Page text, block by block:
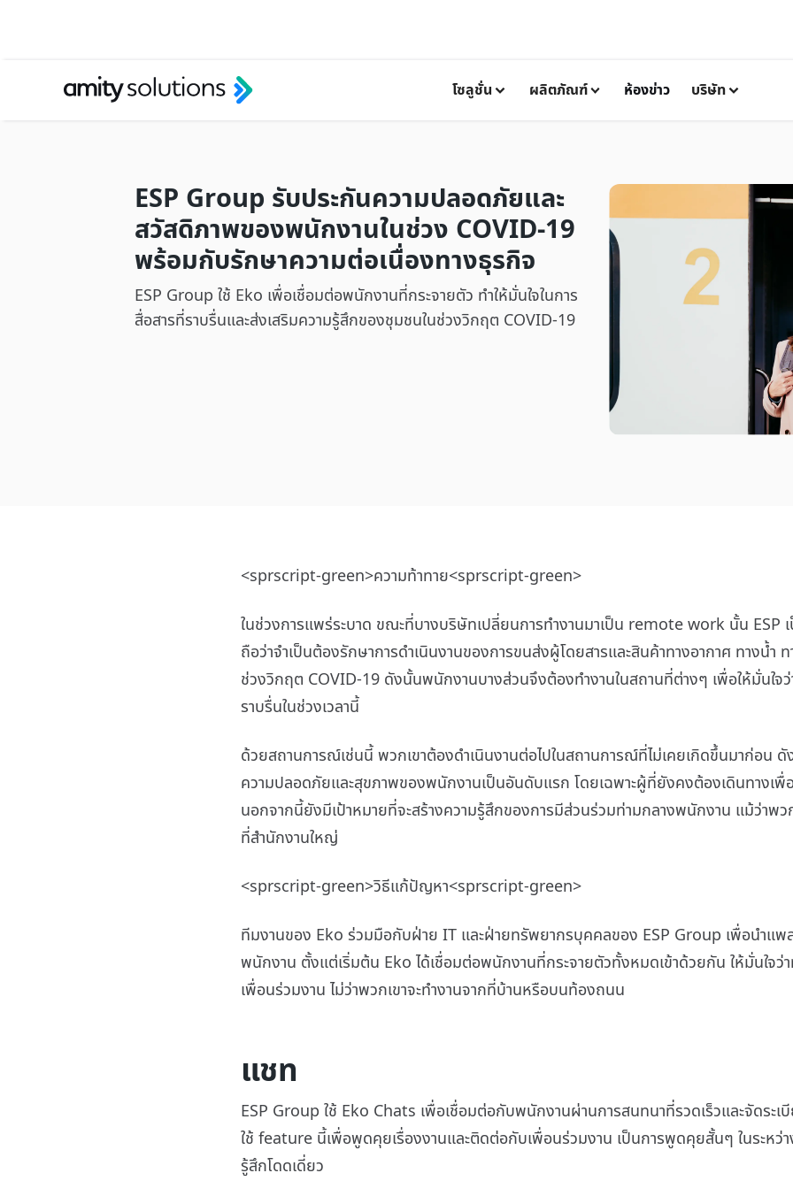
โซลูชั่น ผลิตภัณฑ์ ห้องข่าว บริษัท
ESP Group รับประกันความปลอดภัยและ
สวัสดิภาพของพนักงานในช่วง COVID-19
พร้อมกับรักษาความต่อเนื่องทางธุรกิจ
ESP Group ใช้ Eko เพื่อเชื่อมต่อพนักงานที่กระจายตัว ทำให้มั่นใจในการ
สื่อสารที่ราบรื่นและส่งเสริมความรู้สึกของชุมชนในช่วงวิกฤต COVID-19
<sprscript-green>ความท้าทาย<sprscript-green>
ในช่วงการแพร่ระบาด ขณะที่บางบริษัทเปลี่ยนการทำงานมาเป็น remote work นั้น ESP
ถือว่าจำเป็นต้องรักษาการดำเนินงานของการขนส่งผู้โดยสารและสินค้าทางอากาศ ทางน้ำ
ช่วงวิกฤต COVID-19 ดังนั้นพนักงานบางส่วนจึงต้องทำงานในสถานที่ต่างๆ เพื่อให้มั่นใจว่
ราบรื่นในช่วงเวลานี้
ด้วยสถานการณ์เช่นนี้ พวกเขาต้องดำเนินงานต่อไปในสถานการณ์ที่ไม่เคยเกิดขึ้นมาก่อน
ความปลอดภัยและสุขภาพของพนักงานเป็นอันดับแรก โดยเฉพาะผู้ที่ยังคงต้องเดินทางเพื่
นอกจากนี้ยังมีเป้าหมายที่จะสร้างความรู้สึกของการมีส่วนร่วมท่ามกลางพนักงาน แม้ว่าพว
ที่สำนักงานใหญ่
<sprscript-green>วิธีแก้ปัญหา<sprscript-green>
ทีมงานของ Eko ร่วมมือกับฝ่าย IT และฝ่ายทรัพยากรบุคคลของ ESP Group เพื่อนำแพ
พนักงาน ตั้งแต่เริ่มต้น Eko ได้เชื่อมต่อพนักงานที่กระจายตัวทั้งหมดเข้าด้วยกัน ให้มั่นใจ
เพื่อนร่วมงาน ไม่ว่าพวกเขาจะทำงานจากที่บ้านหรือบนท้องถนน
แชท
ESP Group ใช้ Eko Chats เพื่อเชื่อมต่อกับพนักงานผ่านการสนทนาที่รวดเร็วและจัดระเ
ใช้ feature นี้เพื่อพูดคุยเรื่องงานและติดต่อกับเพื่อนร่วมงาน เป็นการพูดคุยสั้นๆ ในระหว่
รู้สึกโดดเดี่ยว